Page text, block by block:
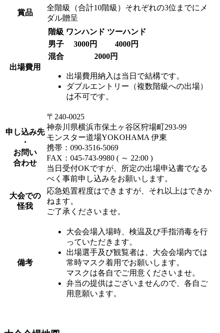
賞品
全階級（合計10階級）それぞれの3位までにメ
ダル贈呈
出場費用
階級 ワンハンド ツーハンド
男子
3000円
4000円
混合
2000円
出場費用納入は当日で結構です。
ダブルエントリー（複数階級への出場）
は不可です。
申し込み先
・
お問い
合わせ
〒240-0025
神奈川県横浜市保土ヶ谷区狩場町293-99
モンスター道場YOKOHAMA 伊東
携帯：090-3516-5069
FAX：045-743-9980 ( ～ 22:00 )
当日受付OKですが、所定の出場申込書でなる
べく事前申し込みをお願いします。
大会での
怪我
応急処置程度はできますが、それ以上はできか
ねます。
ご了承くださいませ。
備考
大会会場入場時、検温及び手指消毒を行
っていただきます。
出場選手及び観覧者は、大会会場内では
常時マスク着用でお願いします。
マスクは各自でご用意くださいませ。
弁当の提供はございませんので、各自ご
用意願います。